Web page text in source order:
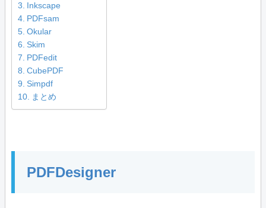
Inkscape
PDFsam
Okular
Skim
PDFedit
CubePDF
Simpdf
まとめ
PDFDesigner